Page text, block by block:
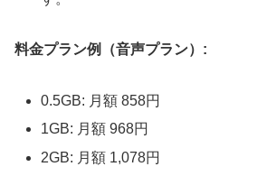
料金プラン例（音声プラン）:
0.5GB: 月額 858円
1GB: 月額 968円
2GB: 月額 1,078円